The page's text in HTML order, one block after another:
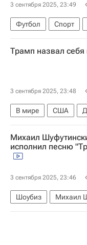
3 сентября 2025, 23:49
Футбол Спорт
Россия
Санди
Трамп назвал себя
3 сентября 2025, 23:48
В мире США
Михаил
исполнил песню
3 сентября 2025, 23:46
Шоубиз
Михаил
Игорь Крутой